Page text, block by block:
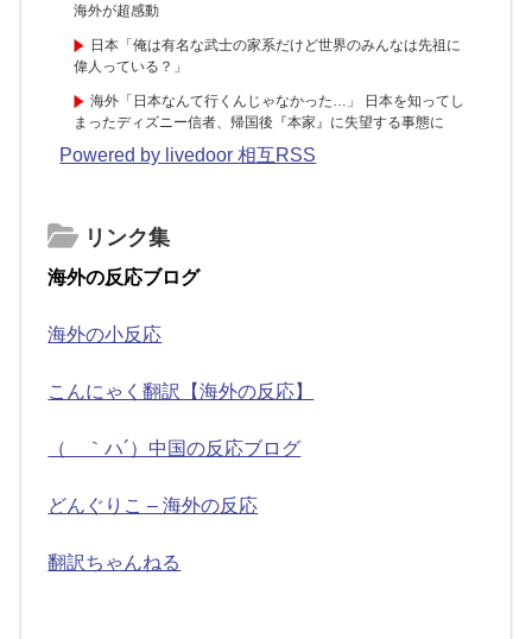
海外が超感動
日本「俺は有名な武士の家系だけど世界のみんなは先祖に
偉人っている？」
海外「日本なんて行くんじゃなかった…」 日本を知ってし
まったディズニー信者、帰国後『本家』に失望する事態に
Powered by livedoor 相互RSS
リンク集
海外の反応ブログ
海外の小反応
こんにゃく翻訳【海外の反応】
（ ｀ハ´）中国の反応ブログ
どんぐりこ – 海外の反応
翻訳ちゃんねる